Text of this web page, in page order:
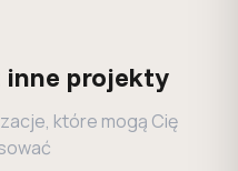
inne projekty
które mogą Cię